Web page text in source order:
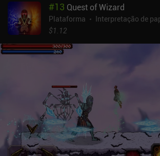
espadachim brutal que usa escudo a um
habilidades de esquiva rápida ou um mago
mortais, há várias opções. O jogo pode parecer um pouco sombrio
história começam a brilhar. Pessoalmente,
entramos novamente em uma sala. Isso tornou
pouco entediante, embora não tenha arruinado
sem um, consegui pegar o jeito dos controles de
felizmente, podem ser altamente personalizados. Elderand é
jogo premium de US$ 6,99 sem anúncios ou iAPs. Ele se
firme como um dos melhores jogos do gênero
#13 Quest of Wizard
Plataforma
Interpretação de
$1.12